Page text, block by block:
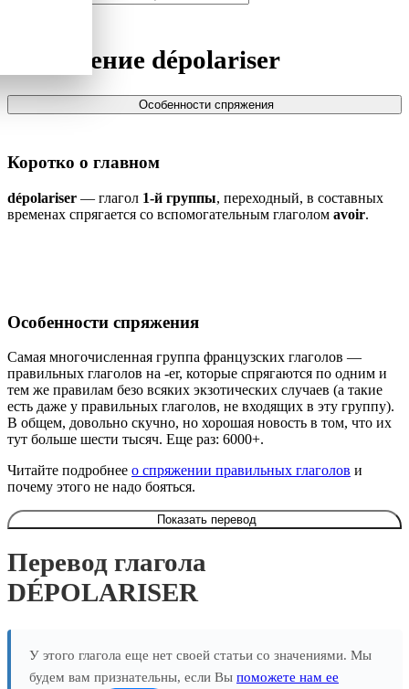
Спряжение dépolariser
Особенности спряжения
Коротко о главном
dépolariser — глагол 1-й группы, переходный, в составных
временах спрягается со вспомогательным глаголом avoir.
Особенности спряжения
Самая многочисленная группа французских глаголов —
правильных глаголов на -er, которые спрягаются по одним и
тем же правилам безо всяких экзотических случаев (а такие
есть даже у правильных глаголов, не входящих в эту группу).
В общем, довольно скучно, но хорошая новость в том, что их
тут больше шести тысяч. Еще раз: 6000+.
Читайте подробнее о спряжении правильных глаголов и
почему этого не надо бояться.
Показать перевод
Перевод глагола
DÉPOLARISER
У этого глагола еще нет своей статьи со значениями. Мы
будем вам признательны, если Вы поможете нам ее